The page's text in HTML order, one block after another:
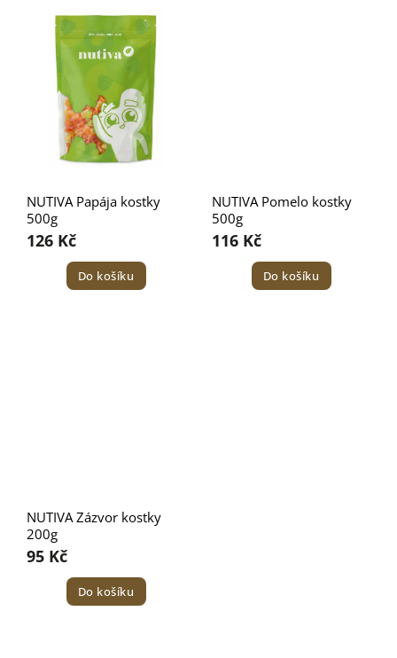
NUTIVA Papája kostky
500g
126 Kč
Do košíku
NUTIVA Pomelo kostky
500g
116 Kč
Do košíku
NUTIVA Zázvor kostky
200g
95 Kč
Do košíku